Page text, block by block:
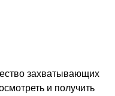
захватывающих
и получить